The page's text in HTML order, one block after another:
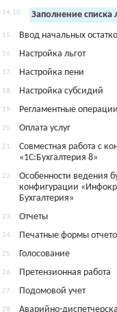
14.10. Заполнение списка
15. Ввод начальных
16. Настройка льгот
17. Настройка пени
18. Настройка субсидий
19. Регламентные операции
20. Оплата услуг
21.
Совместная работа с
«1С:Бухгалтерия 8»
22.
Особенности ведения
конфигурации
Бухгалтерия»
23. Отчеты
24. Печатные формы
25. Голосование
26. Претензионная работа
27. Подомовой учет
28. Аварийно-